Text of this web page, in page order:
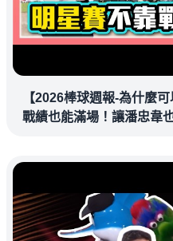
【2026棒球週報-為什麼
戰績也能滿場！讓潘忠韋